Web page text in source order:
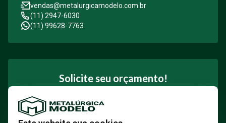
vendas@metalurgicamodelo.com.br
(11) 2947-6030
(11) 99628-7763
Solicite seu orçamento!
Solicite seu orçamento hoje mesmo e descubra como
nossas soluções em fixação podem contribuir para o
sucesso do seu projeto.